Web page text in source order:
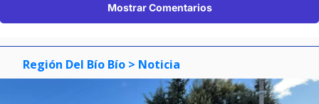
Mostrar Comentarios
Región Del Bío Bío > Noticia